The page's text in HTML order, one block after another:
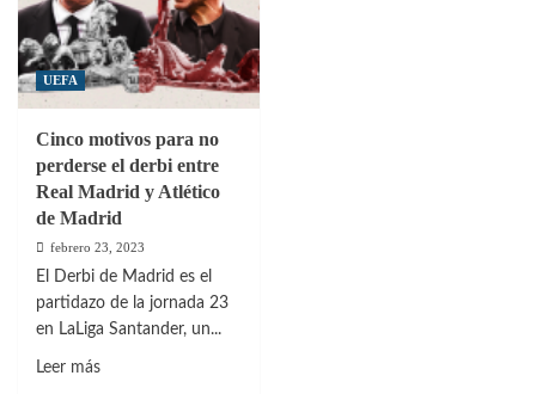
UEFA
Cinco motivos para no
perderse el derbi entre
Real Madrid y Atlético
de Madrid
febrero 23, 2023
El Derbi de Madrid es el
partidazo de la jornada 23
en LaLiga Santander, un...
Leer másLeer